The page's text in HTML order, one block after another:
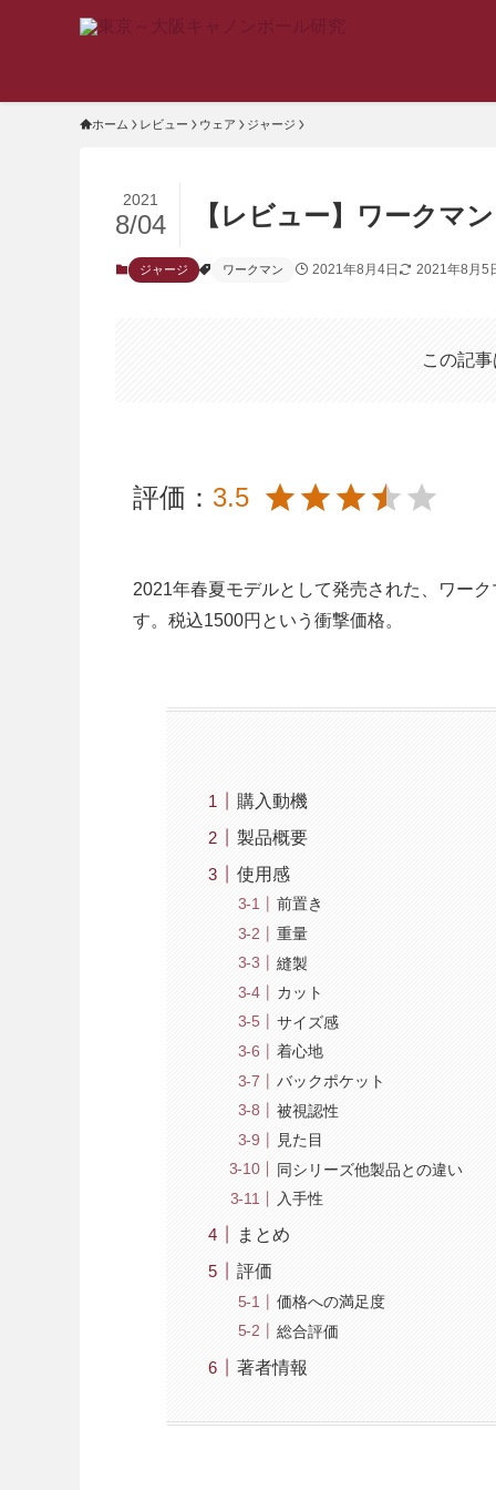
ホーム レビュー ウェア ジャージ
【レビュー】ワークマ
2021
8/04
ジャージ ワークマン 2021年8月4日 2021年8月5
この記
評価： 3.5
2021年春夏モデルとして発売された、ワー
す。税込1500円という衝撃価格。
購入動機
製品概要
使用感
前置き
重量
縫製
カット
サイズ感
着心地
バックポケット
被視認性
見た目
同シリーズ他製品との違い
入手性
まとめ
評価
価格への満足度
総合評価
著者情報